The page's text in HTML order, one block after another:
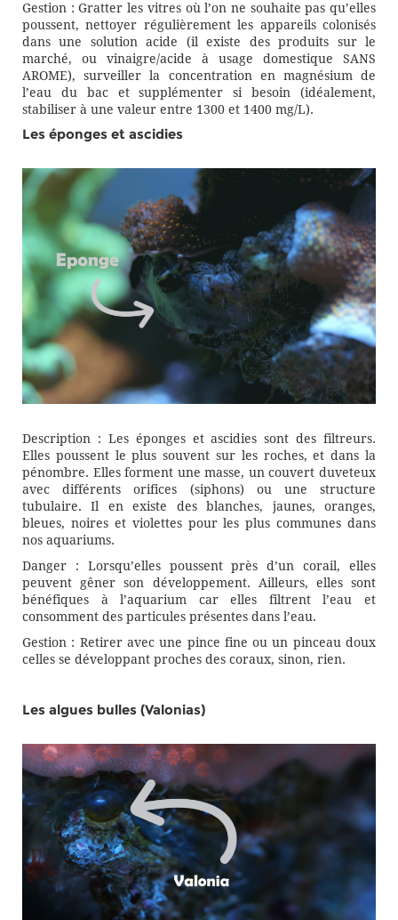
Gestion : Gratter les vitres où l’on ne souhaite pas qu’elles
poussent, nettoyer régulièrement les appareils colonisés
dans une solution acide (il existe des produits sur le
marché, ou vinaigre/acide à usage domestique SANS
AROME), surveiller la concentration en magnésium de
l’eau du bac et supplémenter si besoin (idéalement,
stabiliser à une valeur entre 1300 et 1400 mg/L).
Les éponges et ascidies
Description : Les éponges et ascidies sont des filtreurs.
Elles poussent le plus souvent sur les roches, et dans la
pénombre. Elles forment une masse, un couvert duveteux
avec différents orifices (siphons) ou une structure
tubulaire. Il en existe des blanches, jaunes, oranges,
bleues, noires et violettes pour les plus communes dans
nos aquariums.
Danger : Lorsqu’elles poussent près d’un corail, elles
peuvent gêner son développement. Ailleurs, elles sont
bénéfiques à l’aquarium car elles filtrent l’eau et
consomment des particules présentes dans l’eau.
Gestion : Retirer avec une pince fine ou un pinceau doux
celles se développant proches des coraux, sinon, rien.
Les algues bulles (Valonias)